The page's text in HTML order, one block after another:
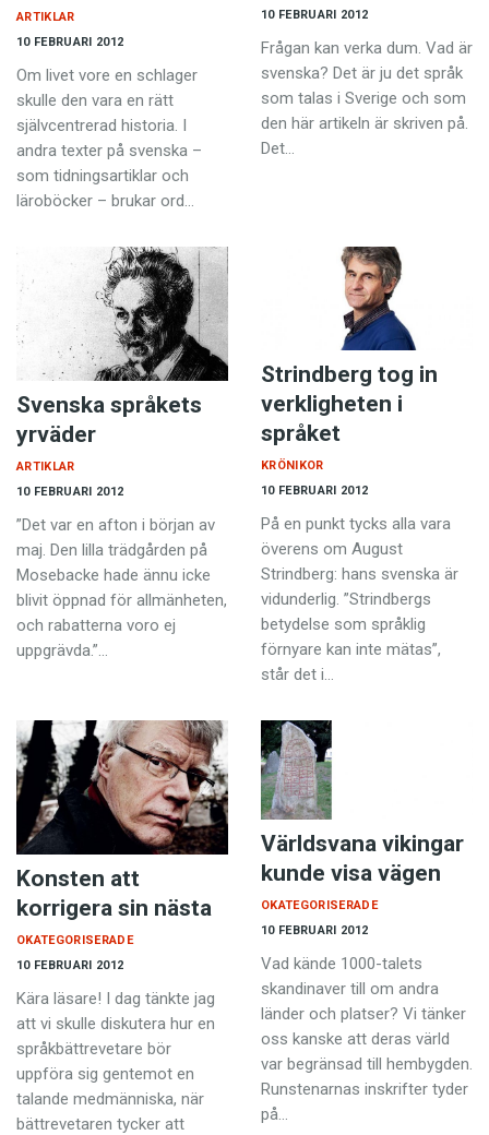
10 FEBRUARI 2012
ARTIKLAR
Om livet vore en schlager
skulle den vara en rätt
självcentrerad historia. I
andra texter på svenska –
som tidningsartiklar och
läroböcker – brukar ord…
10 FEBRUARI 2012
Frågan kan verka dum. Vad är
svenska? Det är ju det språk
som talas i Sverige och som
den här artikeln är skriven på.
Det…
Svenska språkets
yrväder
10 FEBRUARI 2012
ARTIKLAR
”Det var en afton i början av
maj. Den lilla trädgården på
Mosebacke hade ännu icke
blivit öppnad för allmänheten,
och rabatterna voro ej
uppgrävda.”…
Strindberg tog in
verkligheten i
språket
10 FEBRUARI 2012
KRÖNIKOR
På en punkt tycks alla vara
överens om August
Strindberg: hans svenska är
vidunderlig. ”Strindbergs
betydelse som språklig
förnyare kan inte mätas”,
står det i…
Konsten att
korrigera sin nästa
10 FEBRUARI 2012
OKATEGORISERADE
Kära läsare! I dag tänkte jag
att vi skulle diskutera hur en
språkbättrevetare bör
uppföra sig gentemot en
talande medmänniska, när
bättrevetaren tycker att
Världsvana vikingar
kunde visa vägen
10 FEBRUARI 2012
OKATEGORISERADE
Vad kände 1000-talets
skandinaver till om andra
länder och platser? Vi tänker
oss kanske att deras värld
var begränsad till hembygden.
Runstenarnas inskrifter tyder
på…